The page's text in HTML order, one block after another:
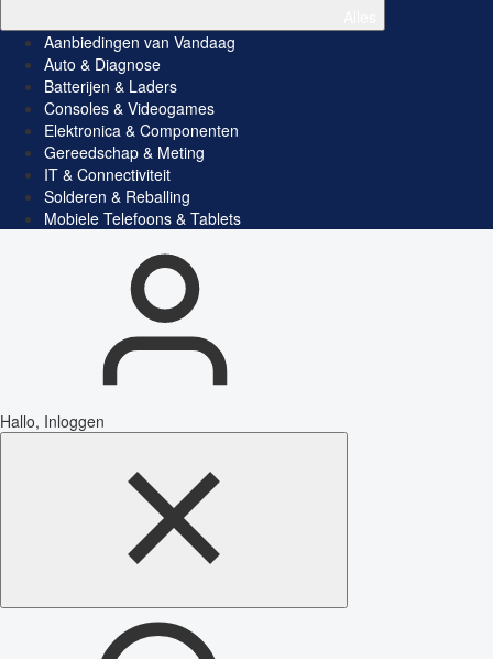
Aanbiedingen van Vandaag
Auto & Diagnose
Batterijen & Laders
Consoles & Videogames
Elektronica & Componenten
Gereedschap & Meting
IT & Connectiviteit
Solderen & Reballing
Mobiele Telefoons & Tablets
Hallo, Inloggen